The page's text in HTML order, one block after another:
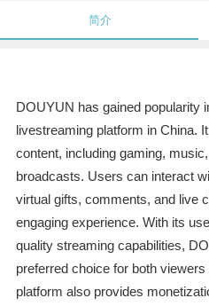
简介
DOUYUN has gained popularity
livestreaming platform in China.
content, including gaming,
broadcasts. Users can interact
virtual gifts, comments, and live
engaging experience. With its
quality streaming capabilities,
preferred choice for both
platform also provides